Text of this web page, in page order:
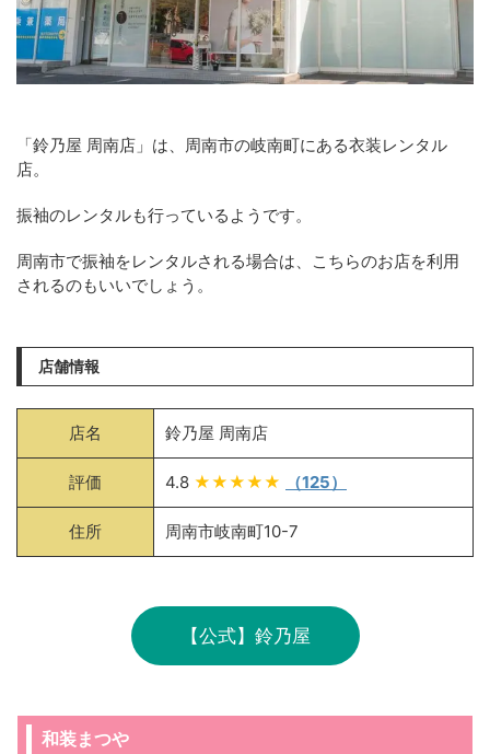
「鈴乃屋 周南店」は、周南市の岐南町にある衣装レンタル
店。
振袖のレンタルも行っているようです。
周南市で振袖をレンタルされる場合は、こちらのお店を利用
されるのもいいでしょう。
店舗情報
店名 鈴乃屋 周南店
評価 4.8 ★★★★★ （125）
住所 周南市岐南町10-7
【公式】鈴乃屋
和装まつや